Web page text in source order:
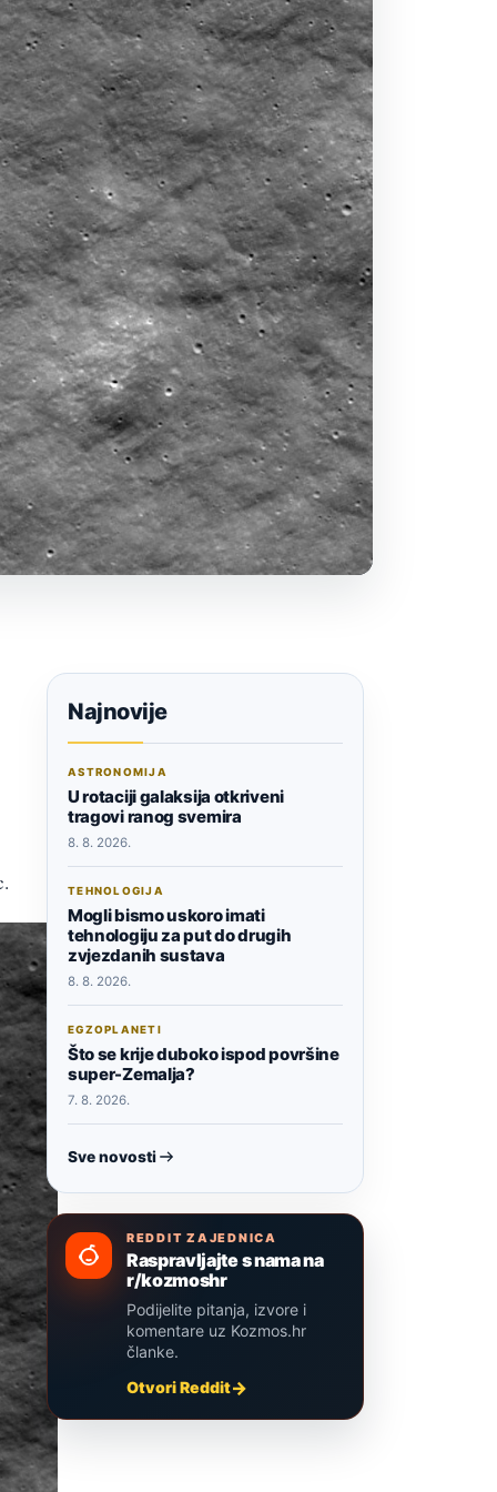
Najnovije
ASTRONOMIJA
U rotaciji galaksija otkriveni
tragovi ranog svemira
8. 8. 2026.
TEHNOLOGIJA
Mogli bismo uskoro imati
tehnologiju za put do drugih
zvjezdanih sustava
8. 8. 2026.
EGZOPLANETI
Što se krije duboko ispod površine
super-Zemalja?
7. 8. 2026.
Sve novosti
REDDIT ZAJEDNICA
Raspravljajte s nama na
r/kozmoshr
Podijelite pitanja, izvore i
komentare uz Kozmos.hr
članke.
Otvori Reddit